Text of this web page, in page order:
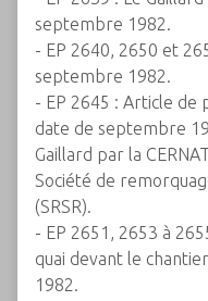
septembre 1982.
- EP 2640, 2650 et
septembre 1982.
- EP 2645 : Article de
date de septembre
Gaillard par la
Société de
(SRSR).
- EP 2651, 2653 à
quai devant le
1982.